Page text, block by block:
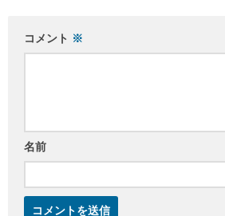
コメント ※
名前